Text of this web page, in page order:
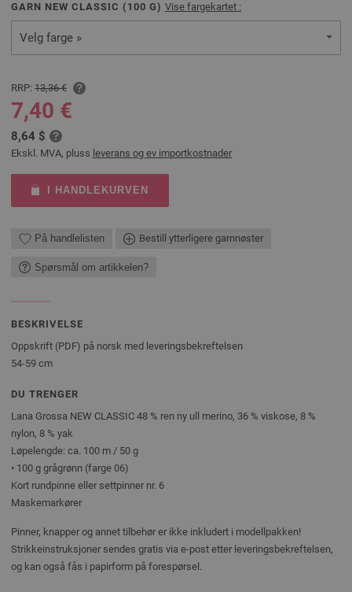
GARN NEW CLASSIC ( 100 G) Vise fargekartet :
Velg farge »
RRP: 13,36 €
7,40 €
8,64 $
Ekskl. MVA, pluss leverans og ev importkostnader
I HANDLEKURVEN
På handlelisten Bestill ytterligere garnnøster
Spørsmål om artikkelen?
BESKRIVELSE
Oppskrift (PDF) på norsk med leveringsbekreftelsen
54-59 cm
DU TRENGER
Lana Grossa NEW CLASSIC 48 % ren ny ull merino, 36 % viskose, 8 %
nylon, 8 % yak
Løpelengde: ca. 100 m / 50 g
• 100 g grågrønn (farge 06)
Kort rundpinne eller settpinner nr. 6
Maskemarkører
Pinner, knapper og annet tilbehør er ikke inkludert i modellpakken!
Strikkeinstruksjoner sendes gratis via e-post etter leveringsbekreftelsen,
og kan også fås i papirform på forespørsel.